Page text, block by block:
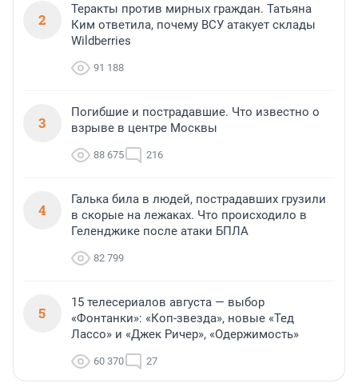
2
Теракты против мирных граждан. Татьяна
Ким ответила, почему ВСУ атакует склады
Wildberries
91 188
3
Погибшие и пострадавшие. Что известно о
взрыве в центре Москвы
88 675 216
4
Галька била в людей, пострадавших грузили
в скорые на лежаках. Что происходило в
Геленджике после атаки БПЛА
82 799
5
15 телесериалов августа — выбор
«Фонтанки»: «Коп-звезда», новые «Тед
Лассо» и «Джек Ричер», «Одержимость»
60 370 27